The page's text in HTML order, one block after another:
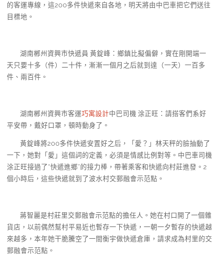
的客運專線，這200多件快遞來自各地，明天將由中巴車把它們送往
目標地。
湖南郴州資興市快遞員 黃錠峰：鄉鎮比擬偏僻，實在剛開端一
天只要十多（件）二十件，漸漸一個月之后就到達（一天）一百多
件、兩百件。
湖南郴州資興市客運巧寓設計中巴司機 涂正旺：請搭客們系好
平安帶，戴好口罩，頓時動身了。
黃錠峰將200多件快遞安置好之后，「愛？」林天秤的臉抽動了
一下，她對「愛」這個詞的定義，必須是情感比例對等。中巴車司機
涂正旺接過了“快遞進鄉”的接力棒，帶著乘客和快遞向村莊進發。2
個小時后，這些快遞就到了波水村交郵融會示范點。
蔣智麗是村莊里交郵融會示范點的擔任人。她在村口開了一個雜
貨店，以前偶然幫村平易近也暫存一下快遞，一朝一夕暫存的快遞越
來越多，本年她干脆騰空了一間衡宇做快遞倉庫，請求成為村里的交
郵融會示范點。